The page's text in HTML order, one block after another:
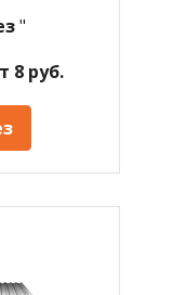
"
8 руб.